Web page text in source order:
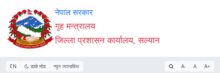
Accessibility
Mode
सुरु
गर्नुहोस्
सामाग्री
पढ्नुहाेस्
नेभिगेसन
पढ्नुहाेस्
वेबसाइट
खोजमा
जानुहोस्
नेपाल सरकार
गृह मन्त्रालय
जिल्ला प्रशासन कार्यालय, सल्यान
EN डार्क मोड न्यून व्यान्डविथ A- A A+